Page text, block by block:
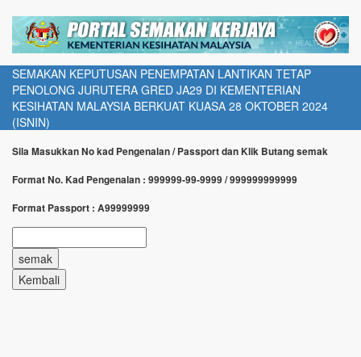
SEMAKAN KEPUTUSAN PENEMPATAN LANTIKAN TETAP
PENOLONG JURUTERA GRED JA29 DI KEMENTERIAN
KESIHATAN MALAYSIA BERKUAT KUASA 28 OKTOBER 2024
(ISNIN)
Sila Masukkan No kad Pengenalan / Passport dan Klik Butang semak
Format No. Kad Pengenalan : 999999-99-9999 / 999999999999
Format Passport : A99999999